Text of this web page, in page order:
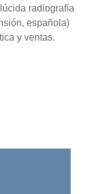
radiografía
española)
y ventas.